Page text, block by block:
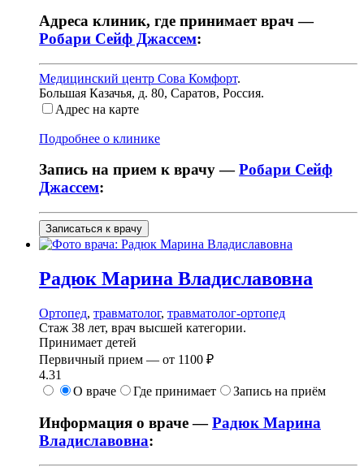
Адреса клиник, где принимает врач —
Робари Сейф Джассем:
Медицинский центр Сова Комфорт.
Большая Казачья, д. 80, Саратов, Россия.
Адрес на карте
Подробнее о клинике
Запись на прием к врачу —Робари Сейф
Джассем:
Записаться к врачу
Радюк Марина Владиславовна
Ортопед, травматолог, травматолог-ортопед
Стаж 38 лет, врач высшей категории.
Принимает детей
Первичный прием — от 1100 ₽
4.31
О враче
Где принимает Запись на приём
Информация о враче —Радюк Марина
Владиславовна: